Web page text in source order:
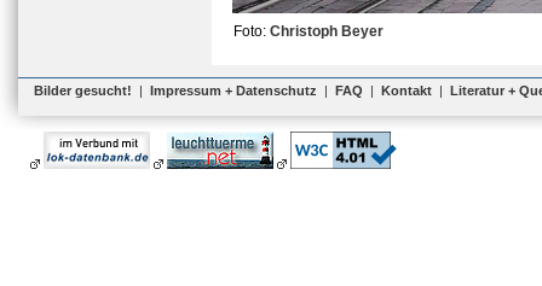
Foto: Christoph Beyer
Bilder gesucht! | Impressum + Datenschutz | FAQ | Kontakt | Literatur +